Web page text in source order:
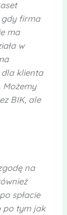
gdy firma
ma
w
klienta
Możemy
BIK, ale
na
spłacie
po tym jak